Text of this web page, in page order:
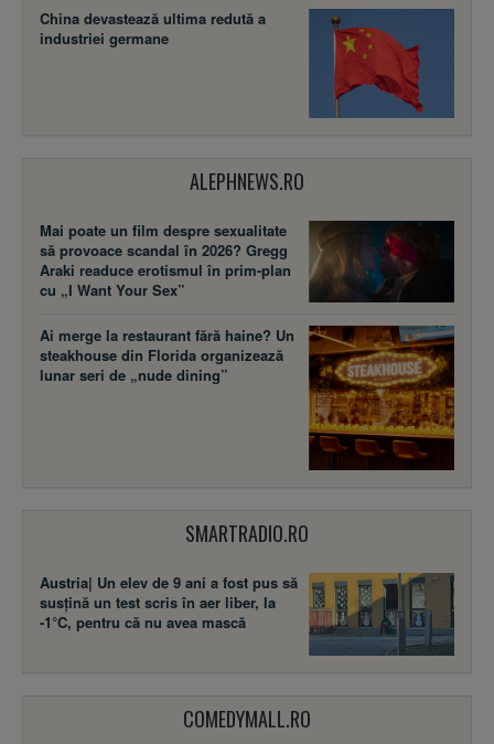
China devastează ultima redută a
industriei germane
ALEPHNEWS.RO
Mai poate un film despre sexualitate
să provoace scandal în 2026? Gregg
Araki readuce erotismul în prim-plan
cu „I Want Your Sex”
Ai merge la restaurant fără haine? Un
steakhouse din Florida organizează
lunar seri de „nude dining”
SMARTRADIO.RO
Austria| Un elev de 9 ani a fost pus să
susţină un test scris în aer liber, la
-1°C, pentru că nu avea mască
COMEDYMALL.RO